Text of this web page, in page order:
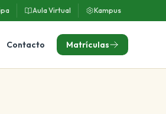
Aula Virtual Kampus
Contacto Matrículas